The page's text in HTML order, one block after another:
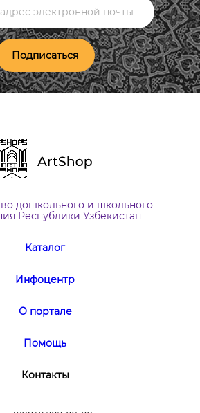
Подписаться
дошкольного и школьного
Республики Узбекистан
Каталог
Инфоцентр
О портале
Помощь
Контакты